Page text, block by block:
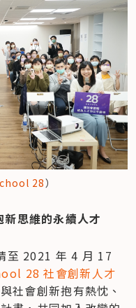
28）
思維的永續人才
至 2021 年 4 月 17
28 社會創新人才
社會創新抱有熱忱、